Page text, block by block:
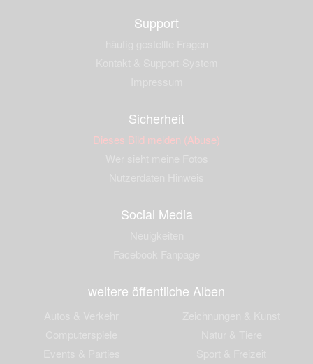
Support
Sicherheit
Dieses Bild melden (Abuse)
Social Media
weitere öffentliche Alben